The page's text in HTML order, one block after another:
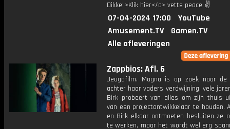
Dikke">Klik hier</a> vette peace ✌
07-04-2024 17:00
YouTube
Amusement.TV
Gamen.TV
Alle afleveringen
Zappbios: Afl. 6
Jeugdfilm. Magna is op zoek naar de
achter haar vaders verdwijning, vele
Birk probeert van alles om zijn thuis
van een projectontwikkelaar te houden.
en Birk elkaar ontmoeten besluiten ze
te werken, maar het wordt wel erg